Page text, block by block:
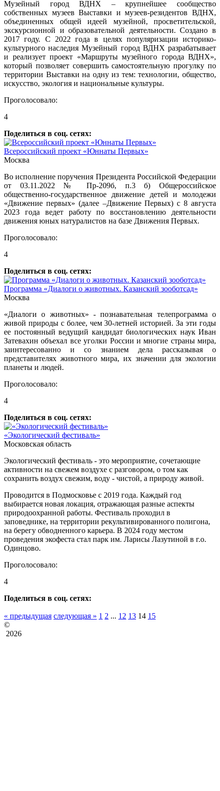
Музейный город ВДНХ – крупнейшее сообщество
собственных музеев Выставки и музеев-резидентов ВДНХ,
объединенных общей идеей музейной, просветительской,
экскурсионной и образовательной деятельности. Создано в
2017 году. С 2022 года в целях популяризации историко-
культурного наследия Музейный город ВДНХ разрабатывает
и реализует проект «Маршруты музейного города ВДНХ»,
который позволяет совершить самостоятельную прогулку по
территории Выставки на одну из тем: технологии, общество,
искусство, экология и национальные культуры.
Проголосовало:
4
Поделиться в соц. сетях:
Всероссийский проект «Юннаты Первых»
Москва
Во исполнение поручения Президента Российской Федерации
от 03.11.2022 № Пр-209б, п.3 б) Общероссийское
общественно-государственное движение детей и молодежи
«Движение первых» (далее –Движение Первых) с 8 августа
2023 года ведет работу по восстановлению деятельности
движения юных натуралистов на базе Движения Первых.
Проголосовало:
4
Поделиться в соц. сетях:
Программа «Диалоги о животных. Казанский зооботсад»
Москва
«Диалоги о животных» - познавательная телепрограмма о
живой природы с более, чем 30-летней историей. За эти годы
ее постоянный ведущий кандидат биологических наук Иван
Затевахин объехал все уголки России и многие страны мира,
заинтересованно и со знанием дела рассказывая о
представителях животного мира, их значении для экологии
планеты и людей.
Проголосовало:
4
Поделиться в соц. сетях:
«Экологический фестиваль»
Московская область
Экологический фестиваль - это мероприятие, сочетающие
активности на свежем воздухе с разговором, о том как
сохранить воздух свежим, воду - чистой, а природу живой.
Проводится в Подмосковье с 2019 года. Каждый год
выбирается новая локация, отражающая разные аспекты
природоохранной работы. Фестиваль проходил в
заповеднике, на территории рекультивированного полигона,
на берегу обводненного карьера. В 2024 году местом
проведения экофеста стал парк им. Ларисы Лазутиной в г.о.
Одинцово.
Проголосовало:
4
Поделиться в соц. сетях:
« предыдущая следующая » 1 2 ... 12 13 14 15
©
2026